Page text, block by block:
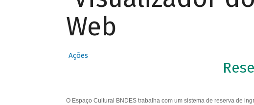
Web
Ações
O Espaço Cultural BNDES trabalha com um sistema de reserva de